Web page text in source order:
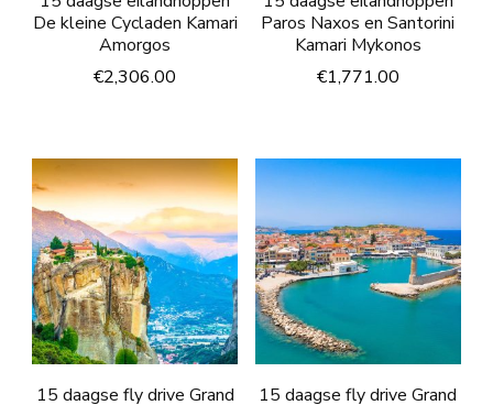
De kleine Cycladen Kamari
Amorgos
€2,306.00
Paros Naxos en Santorini
Kamari Mykonos
€1,771.00
15 daagse fly drive Grand 15 daagse fly drive Grand